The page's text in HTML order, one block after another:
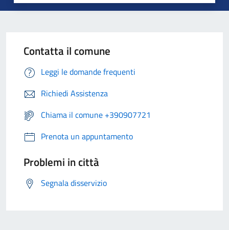
Contatta il comune
Leggi le domande frequenti
Richiedi Assistenza
Chiama il comune +390907721
Prenota un appuntamento
Problemi in città
Segnala disservizio